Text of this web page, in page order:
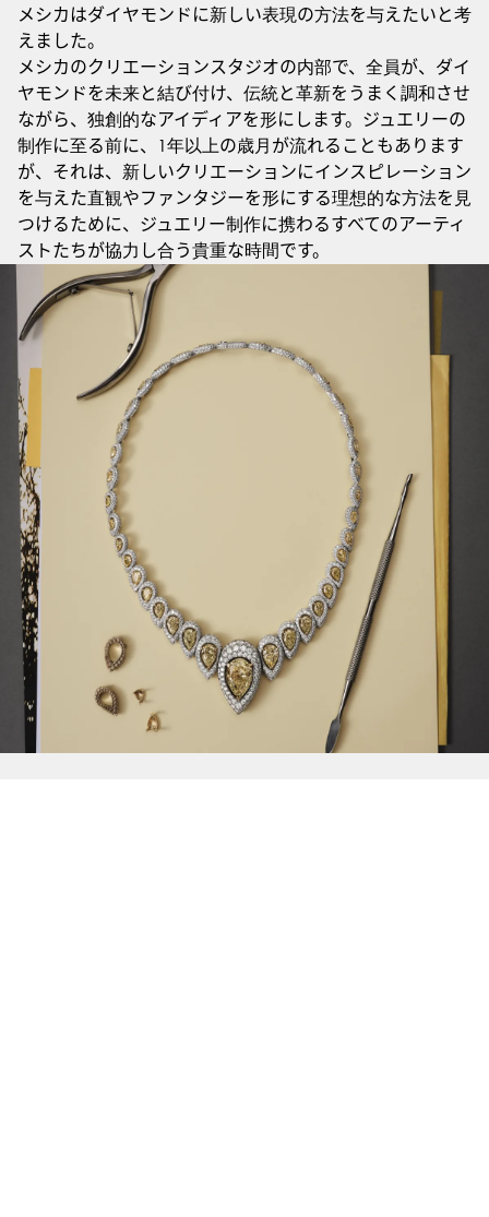
メシカはダイヤモンドに新しい表現の方法を与えたいと考
えました。
メシカのクリエーションスタジオの内部で、全員が、ダイ
ヤモンドを未来と結び付け、伝統と革新をうまく調和させ
ながら、独創的なアイディアを形にします。ジュエリーの
制作に至る前に、1年以上の歳月が流れることもあります
が、それは、新しいクリエーションにインスピレーション
を与えた直観やファンタジーを形にする理想的な方法を見
つけるために、ジュエリー制作に携わるすべてのアーティ
ストたちが協力し合う貴重な時間です。